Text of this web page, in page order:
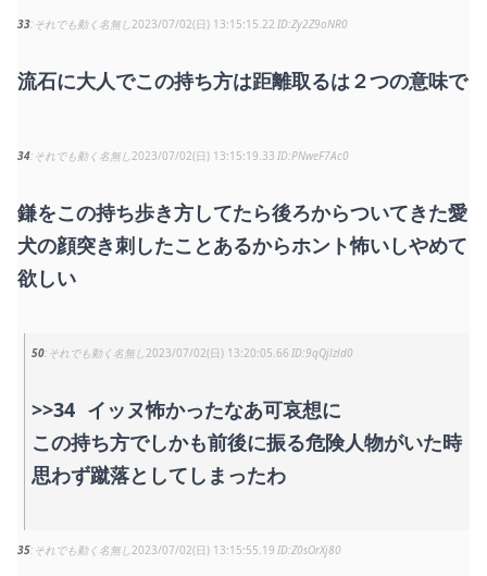
33 それでも動く名無し2023/07/02(日) 13:15:15.22 Zy2Z9oNR0
流石に大人でこの持ち方は距離取るは２つの意味で
34 それでも動く名無し2023/07/02(日) 13:15:19.33 PNweF7Ac0
鎌をこの持ち歩き方してたら後ろからついてきた愛
犬の顔突き刺したことあるからホント怖いしやめて
欲しい
50 それでも動く名無し2023/07/02(日) 13:20:05.66 9qQjlzld0
>>34 イッヌ怖かったなあ可哀想に
この持ち方でしかも前後に振る危険人物がいた時
思わず蹴落としてしまったわ
35 それでも動く名無し2023/07/02(日) 13:15:55.19 Z0sOrXj80